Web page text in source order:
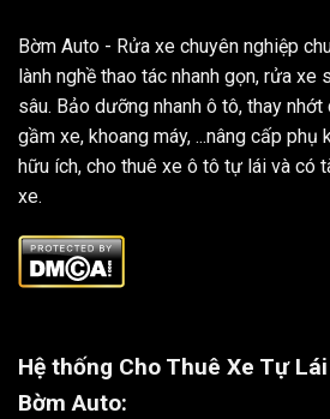
Bờm Auto - Rửa xe chuyên nghiệp
lành nghề thao tác nhanh gọn, rửa xe
sâu. Bảo dưỡng nhanh ô tô, thay nhớt
gầm xe, khoang máy, ...nâng cấp
hữu ích, cho thuê xe ô tô tự lái và có
xe.
Hệ thống Cho Thuê Xe Tự Lái
Bờm Auto: